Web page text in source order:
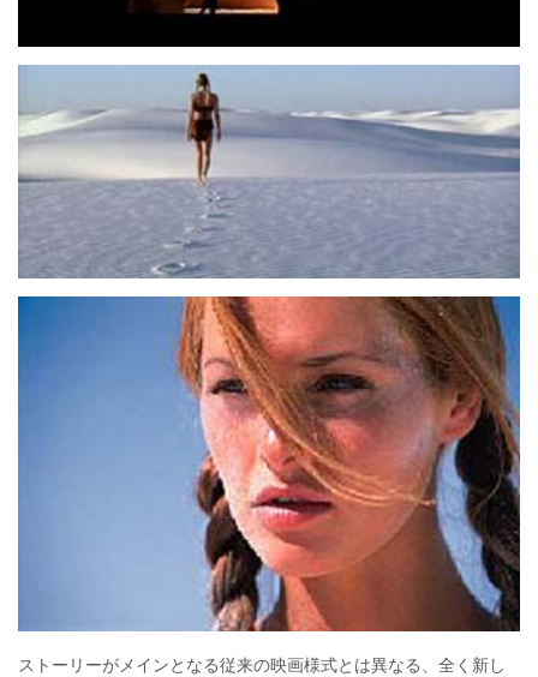
ストーリーがメインとなる従来の映画様式とは異なる、全く新し